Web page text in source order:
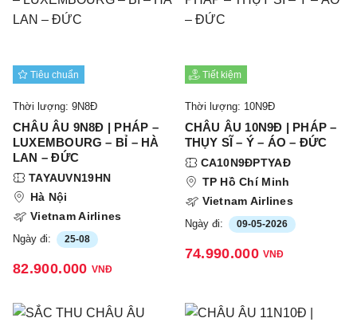
Tiêu chuẩn
Thời lượng: 9N8Đ
CHÂU ÂU 9N8Đ | PHÁP –
LUXEMBOURG – BỈ – HÀ
LAN – ĐỨC
TAYAUVN19HN
Hà Nội
Vietnam Airlines
Ngày đi: 25-08
82.900.000 VNĐ
Tiết kiệm
Thời lượng: 10N9Đ
CHÂU ÂU 10N9Đ | PHÁP –
THỤY SĨ – Ý – ÁO – ĐỨC
CA10N9ĐPTYAĐ
TP Hồ Chí Minh
Vietnam Airlines
Ngày đi: 09-05-2026
74.990.000 VNĐ